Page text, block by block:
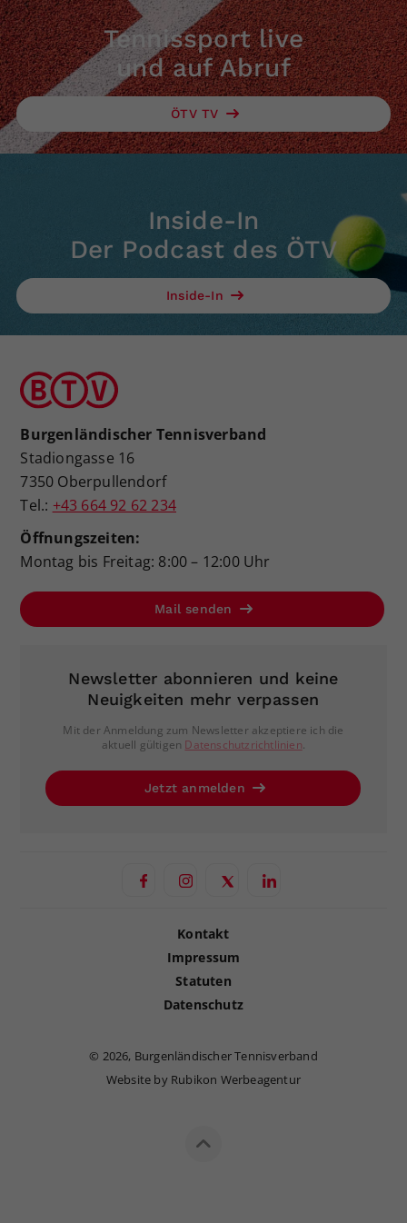
Tennissport live
und auf Abruf
ÖTV TV
Inside-In
Der Podcast des ÖTV
Inside-In
Burgenländischer Tennisverband
Stadiongasse 16
7350 Oberpullendorf
Tel.: +43 664 92 62 234
Öffnungszeiten:
Montag bis Freitag: 8:00 – 12:00 Uhr
Mail senden
Newsletter abonnieren und keine
Neuigkeiten mehr verpassen
Mit der Anmeldung zum Newsletter akzeptiere ich die
aktuell gültigen Datenschutzrichtlinien.
Jetzt anmelden
Kontakt
Impressum
Statuten
Datenschutz
© 2026, Burgenländischer Tennisverband
Website by Rubikon Werbeagentur